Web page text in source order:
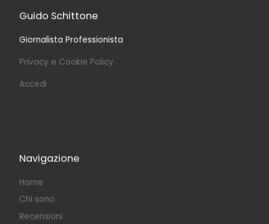
Guido Schittone
Giornalista Professionista
Privacy e Cookie Policy
Accedi
Navigazione
Home
Chi sono
Recensioni